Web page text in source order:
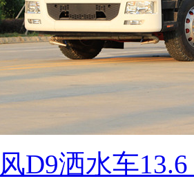
D9洒水车